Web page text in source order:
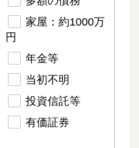
家屋：約1000万
円
年金等
当初不明
投資信託等
有価証券